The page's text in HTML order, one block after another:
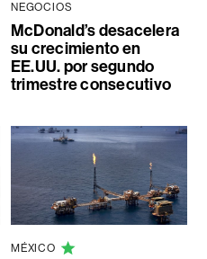
NEGOCIOS
McDonald’s desacelera
su crecimiento en
EE.UU. por segundo
trimestre consecutivo
MÉXICO